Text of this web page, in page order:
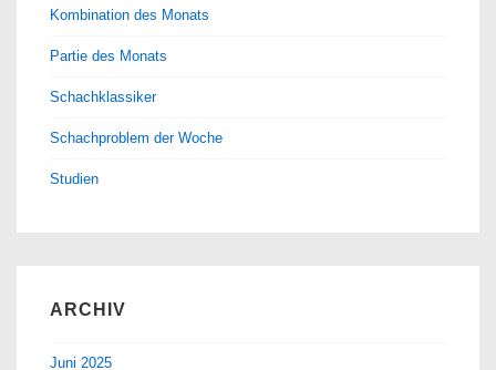
Kombination des Monats
Partie des Monats
Schachklassiker
Schachproblem der Woche
Studien
ARCHIV
Juni 2025